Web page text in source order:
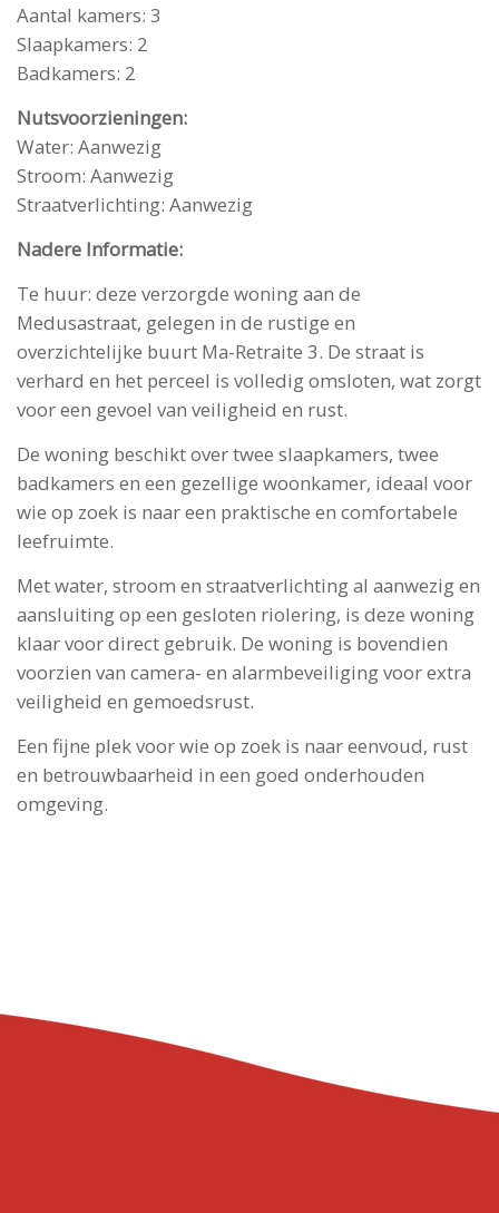
Aantal kamers: 3
Slaapkamers: 2
Badkamers: 2
Nutsvoorzieningen:
Water: Aanwezig
Stroom: Aanwezig
Straatverlichting: Aanwezig
Nadere Informatie:
Te huur: deze verzorgde woning aan de
Medusastraat, gelegen in de rustige en
overzichtelijke buurt Ma-Retraite 3. De straat is
verhard en het perceel is volledig omsloten, wat zorgt
voor een gevoel van veiligheid en rust.
De woning beschikt over twee slaapkamers, twee
badkamers en een gezellige woonkamer, ideaal voor
wie op zoek is naar een praktische en comfortabele
leefruimte.
Met water, stroom en straatverlichting al aanwezig en
aansluiting op een gesloten riolering, is deze woning
klaar voor direct gebruik. De woning is bovendien
voorzien van camera- en alarmbeveiliging voor extra
veiligheid en gemoedsrust.
Een fijne plek voor wie op zoek is naar eenvoud, rust
en betrouwbaarheid in een goed onderhouden
omgeving.